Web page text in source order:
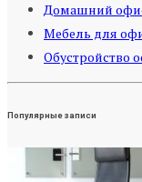
Домашний
Мебель для
Обустройство
Популярные записи